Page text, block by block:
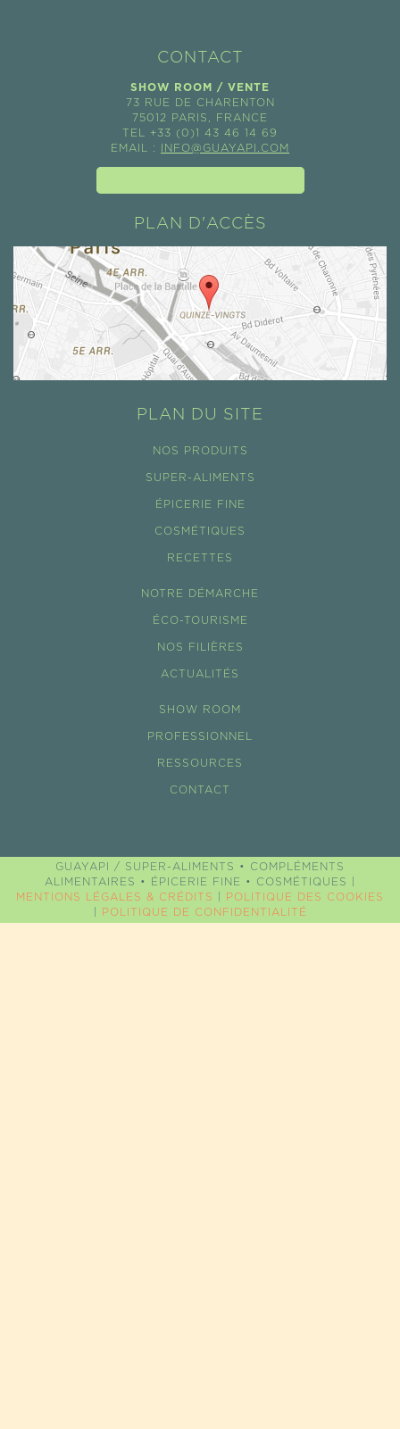
CONTACT
SHOW ROOM / VENTE
73 RUE DE CHARENTON
75012 PARIS, FRANCE
TEL +33 (0)1 43 46 14 69
EMAIL :
INFO@GUAYAPI.COM
PLAN D'ACCÈS
PLAN DU SITE
NOS PRODUITS
SUPER-ALIMENTS
ÉPICERIE FINE
COSMÉTIQUES
RECETTES
NOTRE DÉMARCHE
ÉCO-TOURISME
NOS FILIÈRES
ACTUALITÉS
SHOW ROOM
PROFESSIONNEL
RESSOURCES
CONTACT
GUAYAPI / SUPER-ALIMENTS • COMPLÉMENTS
ALIMENTAIRES • ÉPICERIE FINE • COSMÉTIQUES |
MENTIONS LÉGALES & CRÉDITS
POLITIQUE DES COOKIES
POLITIQUE DE CONFIDENTIALITÉ